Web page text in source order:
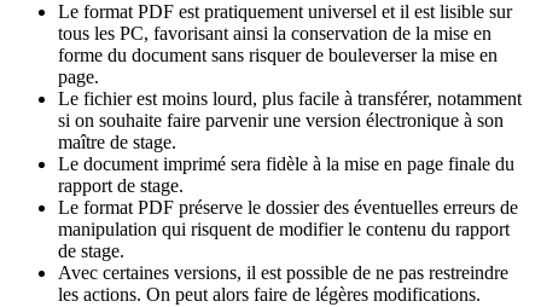
Le format PDF est pratiquement universel et il est lisible sur
tous les PC, favorisant ainsi la conservation de la mise en
forme du document sans risquer de bouleverser la mise en
page.
Le fichier est moins lourd, plus facile à transférer, notamment
si on souhaite faire parvenir une version électronique à son
maître de stage.
Le document imprimé sera fidèle à la mise en page finale du
rapport de stage.
Le format PDF préserve le dossier des éventuelles erreurs de
manipulation qui risquent de modifier le contenu du rapport
de stage.
Avec certaines versions, il est possible de ne pas restreindre
les actions. On peut alors faire de légères modifications.